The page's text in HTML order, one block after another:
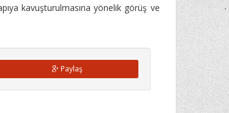
kavuşturulmasına yönelik görüş ve
Paylaş